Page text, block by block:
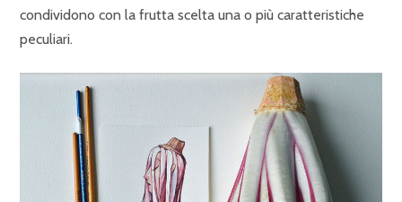
condividono con la frutta scelta una o più caratteristiche
peculiari.